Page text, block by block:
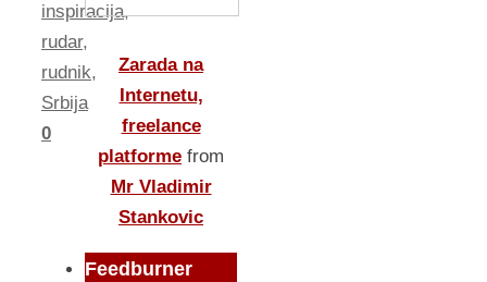
inspiracija,
rudar,
rudnik,
Srbija
0
Zarada na
Internetu,
freelance
platforme from
Mr Vladimir
Stankovic
Feedburner